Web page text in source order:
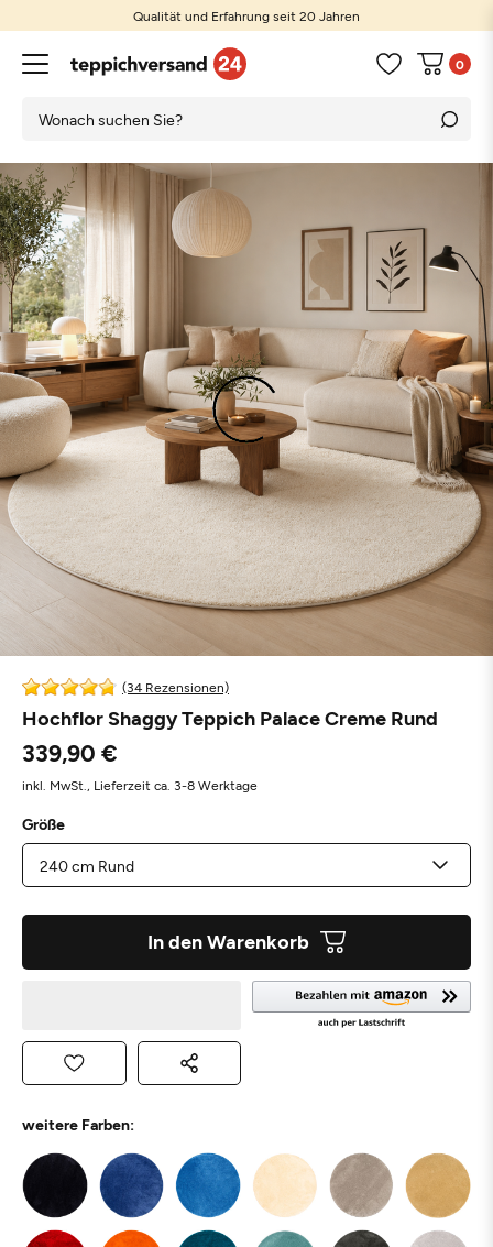
Qualität und Erfahrung seit 20 Jahren
0
(34 Rezensionen)
Hochflor Shaggy Teppich Palace Creme Rund
339,90 €
inkl. MwSt., Lieferzeit ca. 3-8 Werktage
Größe
In den Warenkorb
weitere Farben: